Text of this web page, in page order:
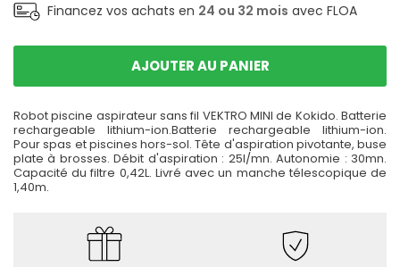
Financez vos achats en 24 ou 32 mois avec FLOA
AJOUTER AU PANIER
Robot piscine aspirateur sans fil VEKTRO MINI de Kokido. Batterie
rechargeable lithium-ion.Batterie rechargeable lithium-ion.
Pour spas et piscines hors-sol. Tête d'aspiration pivotante, buse
plate à brosses. Débit d'aspiration : 25l/mn. Autonomie : 30mn.
Capacité du filtre 0,42L. Livré avec un manche télescopique de
1,40m.